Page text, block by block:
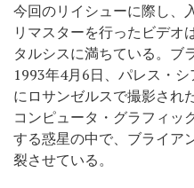
今回のリイシューに際し、
リマスターを行ったビデオ
タルシスに満ちている。ブ
1993年4月6日、パレス・
にロサンゼルスで撮影され
コンピュータ・グラフィッ
する惑星の中で、ブライア
裂させている。